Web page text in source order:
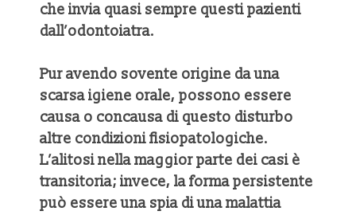
che invia quasi sempre questi pazienti
dall’odontoiatra.
Pur avendo sovente origine da una
scarsa igiene orale, possono essere
causa o concausa di questo disturbo
altre condizioni fisiopatologiche.
L’alitosi nella maggior parte dei casi è
transitoria; invece, la forma persistente
può essere una spia di una malattia